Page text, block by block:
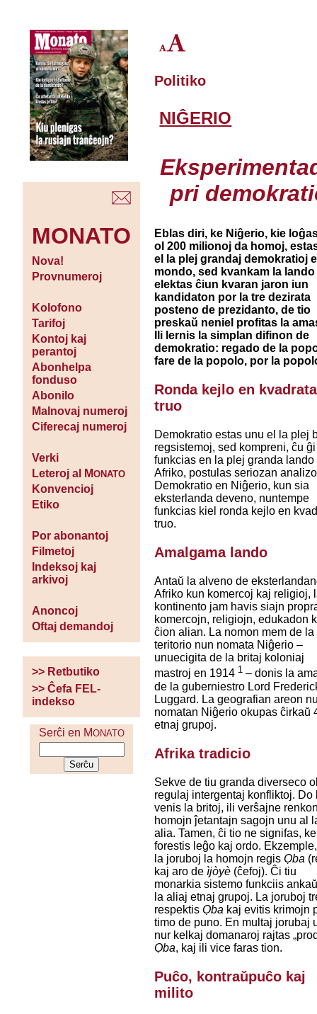
MONATO
Nova!
Provnumeroj
Kolofono
Tarifoj
Kontoj kaj
perantoj
Abonhelpa
fonduso
Abonilo
Malnovaj numeroj
Ciferecaj numeroj
Verki
Leteroj al MONATO
Konvencioj
Etiko
Por abonantoj
Filmetoj
Indeksoj kaj
arkivoj
Anoncoj
Oftaj demandoj
>> Retbutiko
>> Ĉefa FEL-
indekso
Serĉi en MONATO
Politiko
NIĜERIO
pri
Eblas diri, ke Niĝerio, kie
ol 200 milionoj da homoj,
el la plej grandaj demokratioj
mondo, sed kvankam la lando
elektas ĉiun kvaran jaron iun
kandidaton por la tre dezirata
posteno de prezidanto, de tio
preskaŭ neniel profitas la
Ili lernis la simplan difinon de
demokratio: regado de la
fare de la popolo, por la
Ronda kejlo en kvadrata
truo
Demokratio estas unu el la plej
regsistemoj, sed kompreni, ĉu ĝi
funkcias en la plej granda lando
Afriko, postulas seriozan
Demokratio en Niĝerio, kun sia
eksterlanda deveno, nuntempe
funkcias kiel ronda kejlo en
truo.
Amalgama lando
Antaŭ la alveno de
Afriko kun komercoj kaj religioj,
kontinento jam havis siajn
komercojn, religiojn, edukadon
ĉion alian. La nomon mem de la
teritorio nun nomata Niĝerio –
unuecigita de la britaj koloniaj
mastroj en 1914 1 – donis la
de la guberniestro Lord
Luggard. La geografian areon
nomatan Niĝerio okupas ĉirkaŭ
etnaj grupoj.
Afrika tradicio
Sekve de tiu granda diverseco
regulaj intergentaj konfliktoj. Do
venis la britoj, ili verŝajne
homojn ĵetantajn sagojn unu al
alia. Tamen, ĉi tio ne signifas,
forestis leĝo kaj ordo.
la joruboj la homojn regisỌba
kaj aro de ìjòyè (ĉefoj). Ĉi tiu
monarkia sistemo funkciis
la aliaj etnaj grupoj. La joruboj
respektisỌba kaj evitis krimojn
timo de puno. En multaj jorubaj
nur kelkaj domanaroj rajtas
Ọba, kaj ili vice faras tion.
Puĉo, kontraŭpuĉo kaj
milito